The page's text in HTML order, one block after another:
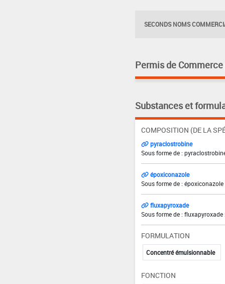
SECONDS NOMS
Permis de
Substances et
COMPOSITION (DE LA
pyraclostrobine
Sous forme de :
époxiconazole
Sous forme de : époxiconazole
fluxapyroxade
Sous forme de : fluxapyroxade
FORMULATION
Concentré émulsionnable
FONCTION